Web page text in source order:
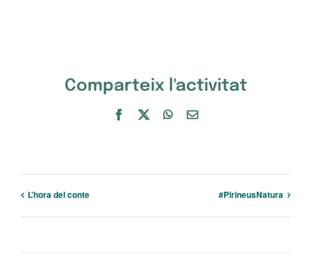
Comparteix l'activitat
Facebook WhatsApp
Email:
L’hora del conte #PirineusNatura